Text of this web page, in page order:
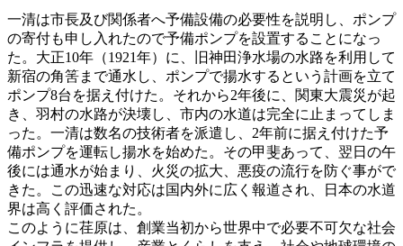
一清は市長及び関係者へ予備設備の必要性を説明し、ポンプ
の寄付も申し入れたので予備ポンプを設置することになっ
た。大正10年（1921年）に、旧神田浄水場の水路を利用して
新宿の角筈まで通水し、ポンプで揚水するという計画を立て
ポンプ8台を据え付けた。それから2年後に、関東大震災が起
き、羽村の水路が決壊し、市内の水道は完全に止まってしま
った。一清は数名の技術者を派遣し、2年前に据え付けた予
備ポンプを運転し揚水を始めた。その甲斐あって、翌日の午
後には通水が始まり、火災の拡大、悪疫の流行を防ぐ事がで
きた。この迅速な対応は国内外に広く報道され、日本の水道
界は高く評価された。
このように荏原は、創業当初から世界中で必要不可欠な社会